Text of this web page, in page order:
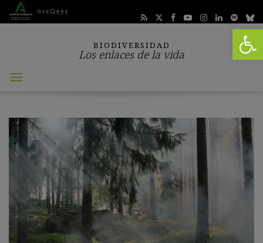
Abrir
BIODIVERSIDAD
Los enlaces de la vida
Abrir